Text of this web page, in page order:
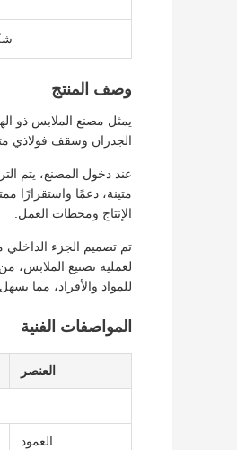
وصف المنتج
يمثل مصنع الملابس ذو
الجدران وسقف فولاذي
عند دخول المصنع، يتم
متينة، دعمًا واستقرارًا
الإنتاج ومحطات العمل.
تم تصميم الجزء الداخلي
لعملية تصنيع الملابس،
للمواد والأفراد، مما
المواصفات الفنية
العنصر
العمود